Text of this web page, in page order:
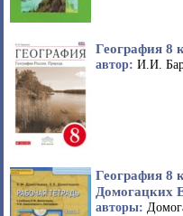
География 8
автор: И.И.
География 8
Домогацких
авторы: